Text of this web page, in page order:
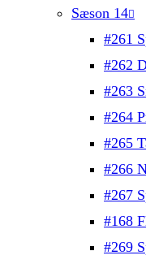
Sæson 14
#261
#262
#263
#264
#265
#266
#267
#168
#269